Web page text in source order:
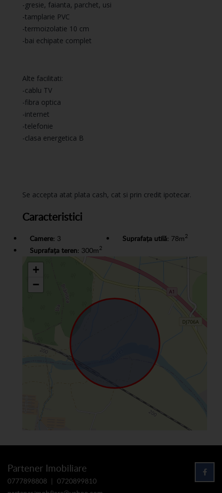
-gresie, faianta, parchet, usi
-tamplarie PVC
-termoizolatie 10 cm
-bai echipate complet
Alte facilitati:
-cablu TV
-fibra optica
-internet
-telefonie
-clasa energetica B
Se accepta atat plata cash, cat si prin credit ipotecar.
Caracteristici
Camere: 3 Suprafața utilă: 78m2
Suprafața teren: 300m2
+
−
Partener Imobiliare
0777898808 | 0720899810